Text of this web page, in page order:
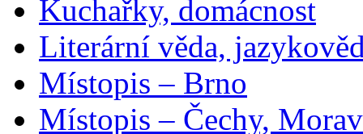
Kuchařky, domácnost
Literární věda,
Místopis – Brno
Místopis – Čechy,